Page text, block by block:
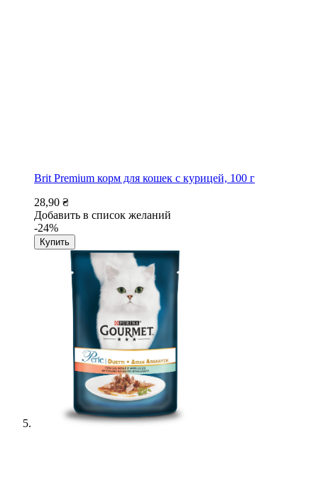
Brit Premium корм для кошек с курицей, 100 г
28,90 ₴
Добавить в список желаний
-24%
Купить